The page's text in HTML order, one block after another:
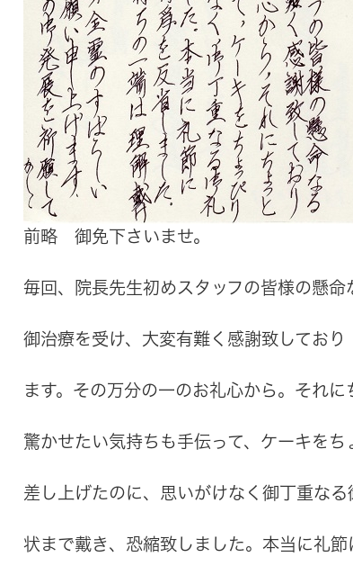
前略 御免下さいませ。
毎回、院長先生初めスタッフの皆様の懸命
御治療を受け、大変有難く感謝致しており
ます。その万分の一のお礼心から。それに
驚かせたい気持ちも手伝って、ケーキをち
差し上げたのに、思いがけなく御丁重なる
状まで戴き、恐縮致しました。本当に礼節